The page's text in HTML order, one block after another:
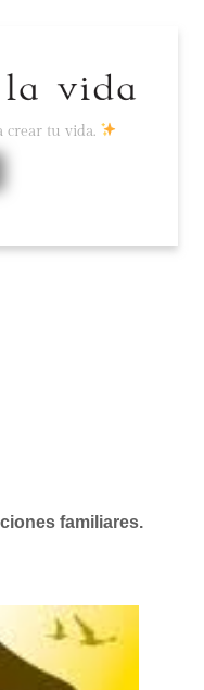
crear tu vida.
familiares.